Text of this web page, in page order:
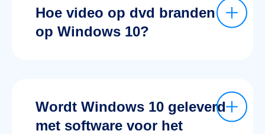
Hoe video op dvd branden
op Windows 10?
Wordt Windows 10 geleverd
met software voor het